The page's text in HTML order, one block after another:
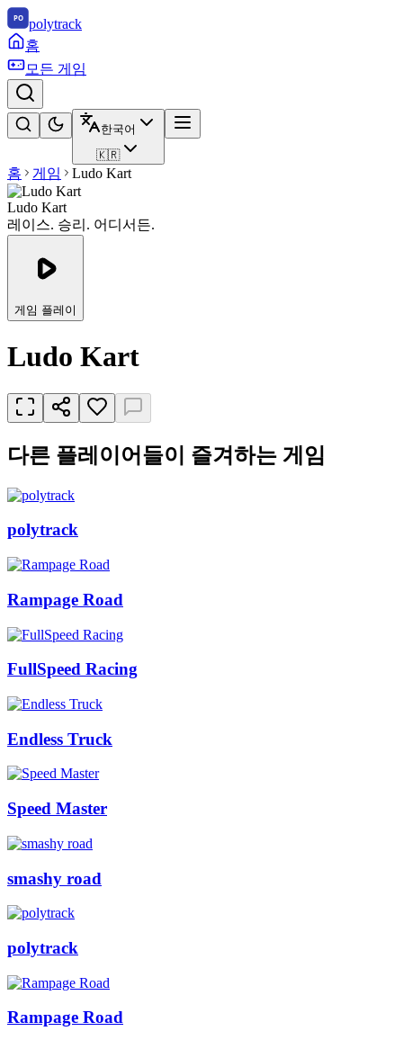
polytrack
홈
모든 게임
한국어
🇰🇷
홈 게임 Ludo Kart
Ludo Kart
레이스. 승리. 어디서든.
게임 플레이
Ludo Kart
다른 플레이어들이 즐겨하는 게임
polytrack
Rampage Road
FullSpeed Racing
Endless Truck
Speed Master
smashy road
polytrack
Rampage Road